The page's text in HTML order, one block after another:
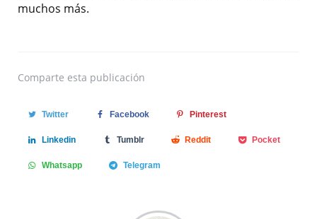
muchos más.
Comparte esta publicación
Twitter Facebook Pinterest
Linkedin Tumblr Reddit Pocket
Whatsapp Telegram